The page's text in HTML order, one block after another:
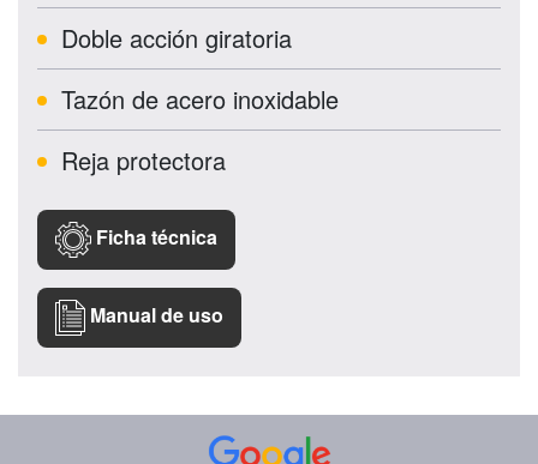
Doble acción giratoria
Tazón de acero inoxidable
Reja protectora
Ficha técnica
Manual de uso